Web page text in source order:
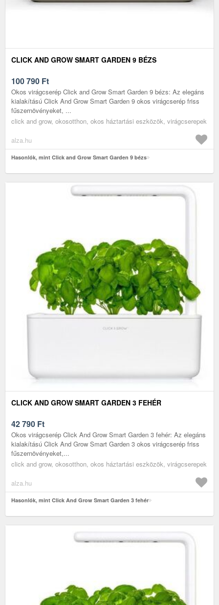
CLICK AND GROW SMART GARDEN 9 BÉZS
100 790 Ft
Okos virágcserép Click and Grow Smart Garden 9 bézs: Az elegáns
kialakítású Click And Grow Smart Garden 9 okos virágcserép friss
fűszernövényeket, ...
click and grow, okosotthon, okos háztartási eszközök, virágcserepek
alza.hu
Hasonlók, mint Click and Grow Smart Garden 9 bézs
CLICK AND GROW SMART GARDEN 3 FEHÉR
42 790 Ft
Okos virágcserép Click And Grow Smart Garden 3 fehér: Az elegáns
kialakítású Click And Grow Smart Garden 3 okos virágcserép friss
fűszernövényeket,...
click and grow, okosotthon, okos háztartási eszközök, virágcserepek
alza.hu
Hasonlók, mint Click And Grow Smart Garden 3 fehér